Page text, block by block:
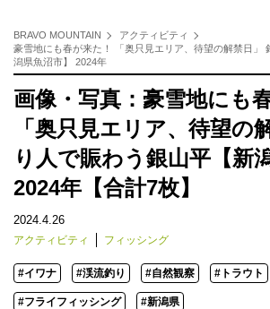
BRAVO MOUNTAIN
アクティビティ
豪雪地にも春が来た！ 「奥只見エリア、待望の解禁日」
潟県魚沼市】 2024年
画像・写真：豪雪地にも
「奥只見エリア、待望の
り人で賑わう銀山平【新
2024年【合計7枚】
2024.4.26
アクティビティ フィッシング
#イワナ #渓流釣り #自然観察 #トラウト
#フライフィッシング #新潟県